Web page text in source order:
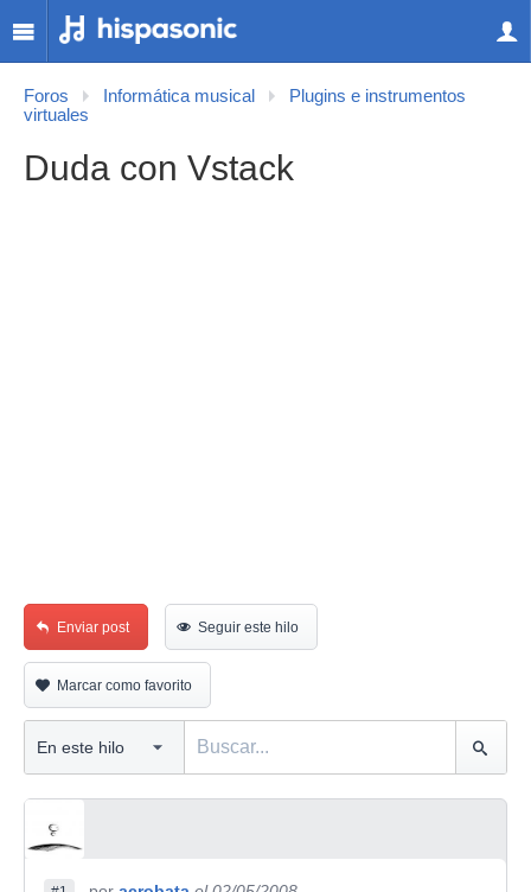
Foros Informática musical
Plugins e instrumentos
virtuales
Duda con Vstack
Enviar post Seguir este hilo
Marcar como favorito